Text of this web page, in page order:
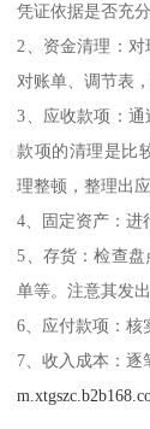
凭证依据是否充分
2、资金清理：
对账单、调节表
3、应收款项：
款项的清理是比
理整顿，整理出
4、固定资产：进
5、存货：检查
单等。注意其发出
6、应付款项：核
7、收入成本：逐